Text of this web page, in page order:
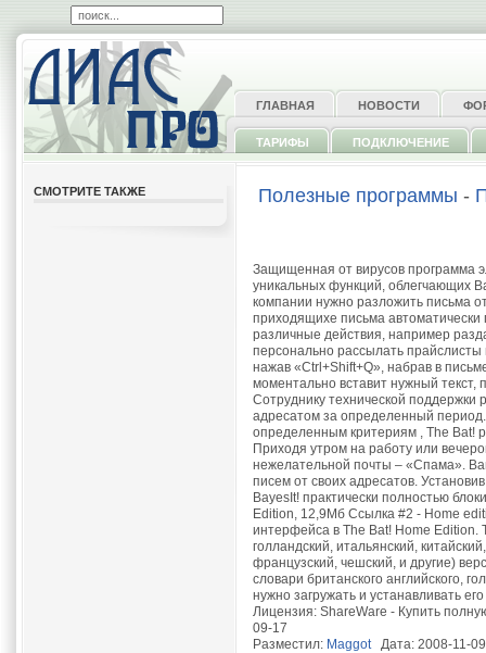
ГЛАВНАЯ НОВОСТИ
ТАРИФЫ ПОДКЛЮЧЕНИЕ
СМОТРИТЕ ТАКЖЕ Полезные программы -
Защищенная от вирусов программа
уникальных функций, облегчающих
компании нужно разложить письма
приходящихе письма
различные действия, например
персонально рассылать
нажав «Ctrl+Shift+Q», набрав в
моментально вставит нужный текст,
Сотруднику технической поддержки
адресатом за определенный
определенным критериям , The Bat!
Приходя утром на работу или
нежелательной почты – «Спама».
писем от своих адресатов.
BayesIt! практически полностью
Edition, 12,9Мб Ссылка #2 - Home
интерфейса в The Bat! Home Edition.
голландский, итальянский,
французский, чешский, и другие)
словари британского английского,
нужно загружать и устанавливать
Лицензия: ShareWare - Купить
09-17
Разместил: MaggotДата: 2008-11-